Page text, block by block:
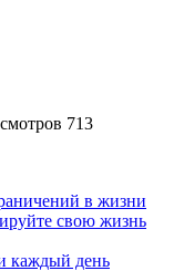
713
в жизни
свою жизнь
каждый день